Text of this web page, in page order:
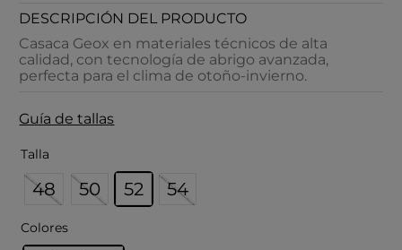
DESCRIPCIÓN DEL PRODUCTO
Casaca Geox en materiales técnicos de alta
calidad, con tecnología de abrigo avanzada,
perfecta para el clima de otoño-invierno.
Guía de tallas
Talla
48 50 52 54
Colores